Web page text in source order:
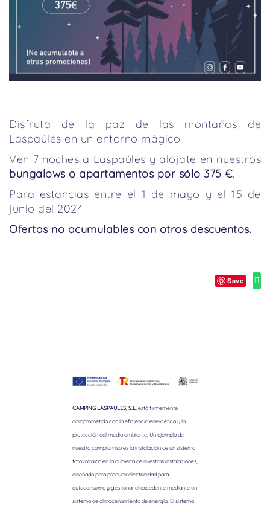
Disfruta de la paz de las montañas de
Laspaúles en un entorno mágico.
Ven 7 noches a Laspaúles y alójate en nuestros
bungalows o apartamentos por sólo 375 €.
Para estancias entre el 1 de mayo y el 15 de
junio del 2024
Ofertas no acumulables con otros descuentos.
Save
CAMPING LASPAULES, S.L.
está firmemente
comprometido con la eficiencia energética y la
protección del medio ambiente. Un ejemplo de
nuestro compromiso es la instalación de un sistema
fotovoltaico en la cubierta de nuestras instalaciones,
diseñado para producir electricidad para
autoconsumo y gestionar el excedente mediante un
sistema de almacenamiento de energía. El sistema